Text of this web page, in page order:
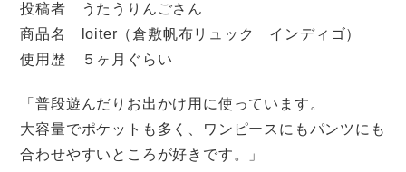
投稿者 うたうりんごさん
商品名 loiter（倉敷帆布リュック インディゴ）
使用歴 ５ヶ月ぐらい
「普段遊んだりお出かけ用に使っています。
大容量でポケットも多く、ワンピースにもパンツにも
合わせやすいところが好きです。」